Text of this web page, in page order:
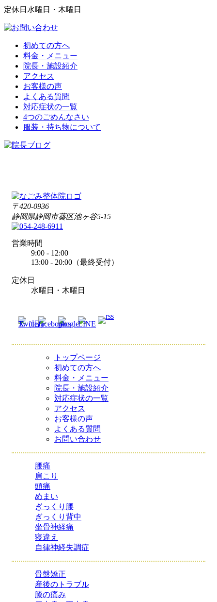
定休日 水曜日・木曜日
初めての方へ
料金・メニュー
院長・施設紹介
アクセス
お客様の声
よくある質問
対応症状の一覧
4つのごめんなさい
服装・持ち物について
〒420-0936
静岡県静岡市葵区池ヶ谷5-15
営業時間
9:00 - 12:00
13:00 - 20:00（最終受付）
定休日
水曜日・木曜日
トップページ
初めての方へ
料金・メニュー
院長・施設紹介
対応症状の一覧
アクセス
お客様の声
よくある質問
お問い合わせ
腰痛
肩こり
頭痛
めまい
ぎっくり腰
ぎっくり背中
坐骨神経痛
寝違え
自律神経失調症
骨盤矯正
産後のトラブル
膝の痛み